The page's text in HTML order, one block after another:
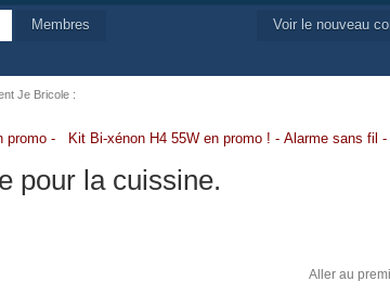
Voir le nouveau
Membres
Je Bricole :
promo - Kit Bi-xénon H4 55W en promo ! - Alarme sans fil
pour la cuissine.
Aller au